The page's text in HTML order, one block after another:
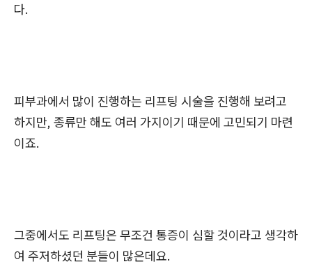
다.
피부과에서 많이 진행하는 리프팅 시술을 진행해 보려고
하지만, 종류만 해도 여러 가지이기 때문에 고민되기 마련
이죠.
그중에서도 리프팅은 무조건 통증이 심할 것이라고 생각하
여 주저하셨던 분들이 많은데요.